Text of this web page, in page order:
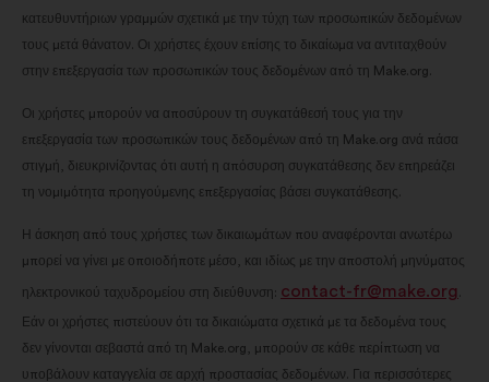
κατευθυντήριων γραμμών σχετικά με την τύχη των προσωπικών δεδομένων
τους μετά θάνατον. Οι χρήστες έχουν επίσης το δικαίωμα να αντιταχθούν
στην επεξεργασία των προσωπικών τους δεδομένων από τη Make.org.
Οι χρήστες μπορούν να αποσύρουν τη συγκατάθεσή τους για την
επεξεργασία των προσωπικών τους δεδομένων από τη Make.org ανά πάσα
στιγμή, διευκρινίζοντας ότι αυτή η απόσυρση συγκατάθεσης δεν επηρεάζει
τη νομιμότητα προηγούμενης επεξεργασίας βάσει συγκατάθεσης.
Η άσκηση από τους χρήστες των δικαιωμάτων που αναφέρονται ανωτέρω
μπορεί να γίνει με οποιοδήποτε μέσο, και ιδίως με την αποστολή μηνύματος
ηλεκτρονικού ταχυδρομείου στη διεύθυνση: contact-fr@make.org
Εάν οι χρήστες πιστεύουν ότι τα δικαιώματα σχετικά με τα δεδομένα τους
δεν γίνονται σεβαστά από τη Make.org, μπορούν σε κάθε περίπτωση να
υποβάλουν καταγγελία σε αρχή προστασίας δεδομένων. Για περισσότερες